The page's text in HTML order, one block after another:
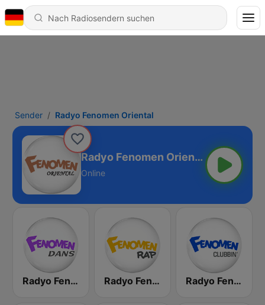
Sender Radyo Fenomen Oriental
Radyo Fenomen Oriental
Online
Radyo Fenomen Dans Radyo Fenomen Rap Radyo Fenomen Clubbin